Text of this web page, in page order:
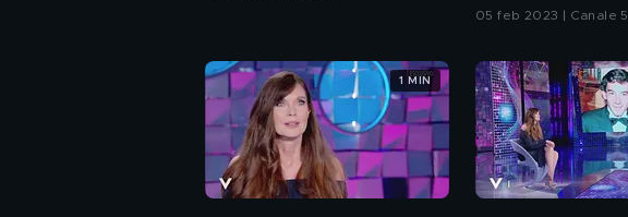
05 feb 2023 | Canale 5
1 MIN